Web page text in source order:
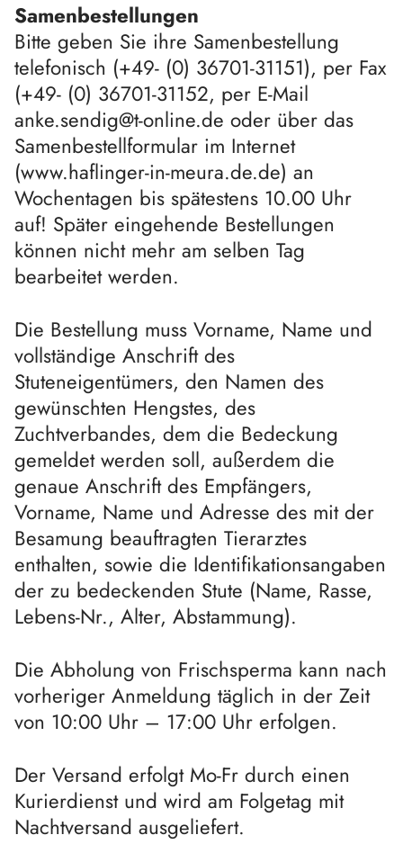
Samenbestellungen
Bitte geben Sie ihre Samenbestellung
telefonisch (+49- (0) 36701-31151), per Fax
(+49- (0) 36701-31152, per E-Mail
anke.sendig@t-online.de oder über das
Samenbestellformular im Internet
(www.haflinger-in-meura.de.de) an
Wochentagen bis spätestens 10.00 Uhr
auf! Später eingehende Bestellungen
können nicht mehr am selben Tag
bearbeitet werden.
Die Bestellung muss Vorname, Name und
vollständige Anschrift des
Stuteneigentümers, den Namen des
gewünschten Hengstes, des
Zuchtverbandes, dem die Bedeckung
gemeldet werden soll, außerdem die
genaue Anschrift des Empfängers,
Vorname, Name und Adresse des mit der
Besamung beauftragten Tierarztes
enthalten, sowie die Identifikationsangaben
der zu bedeckenden Stute (Name, Rasse,
Lebens-Nr., Alter, Abstammung).
Die Abholung von Frischsperma kann nach
vorheriger Anmeldung täglich in der Zeit
von 10:00 Uhr – 17:00 Uhr erfolgen.
Der Versand erfolgt Mo-Fr durch einen
Kurierdienst und wird am Folgetag mit
Nachtversand ausgeliefert.